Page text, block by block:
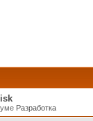
Разработка